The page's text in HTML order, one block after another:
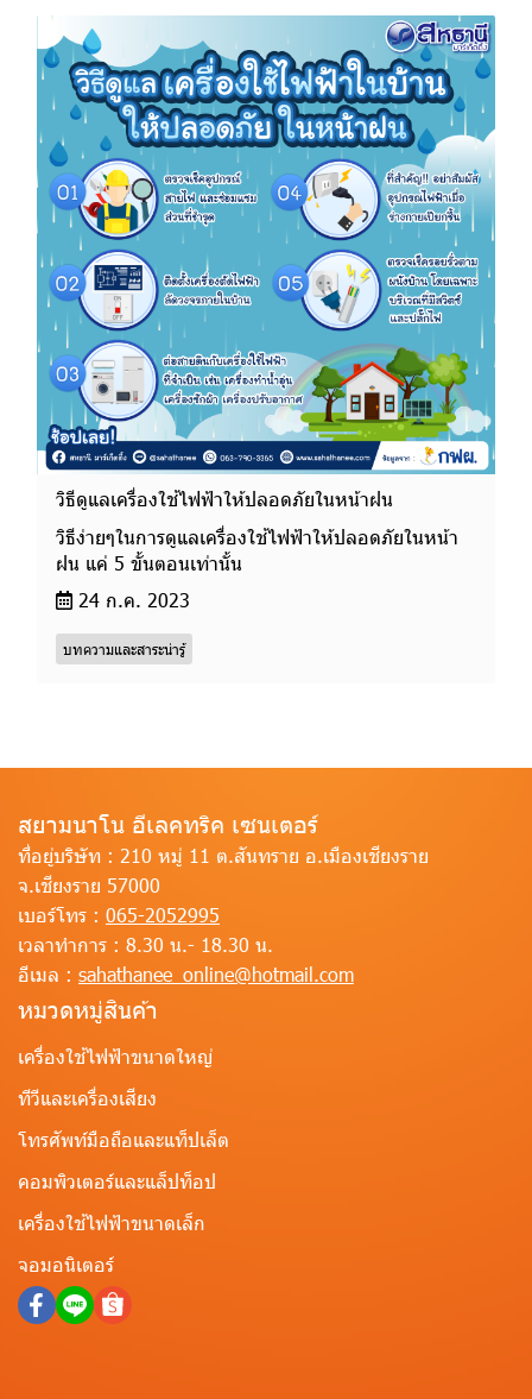
วิธีดูแลเครื่องใช้ไฟฟ้าให้ปลอดภัยในหน้าฝน
วิธีง่ายๆในการดูแลเครื่องใช้ไฟฟ้าให้ปลอดภัยในหน้า
ฝน แค่ 5 ขั้นตอนเท่านั้น
24 ก.ค. 2023
บทความและสาระน่ารู้
สยามนาโน อีเลคทริค เซนเตอร์
ที่อยู่บริษัท : 210 หมู่ 11 ต.สันทราย อ.เมืองเชียงราย
จ.เชียงราย 57000
เบอร์โทร : 065-2052995
เวลาทำการ : 8.30 น.- 18.30 น.
อีเมล : sahathanee_online@hotmail.com
หมวดหมู่สินค้า
เครื่องใช้ไฟฟ้าขนาดใหญ่
ทีวีและเครื่องเสียง
โทรศัพท์มือถือและแท็ปเล็ต
คอมพิวเตอร์และแล็ปท็อป
เครื่องใช้ไฟฟ้าขนาดเล็ก
จอมอนิเตอร์